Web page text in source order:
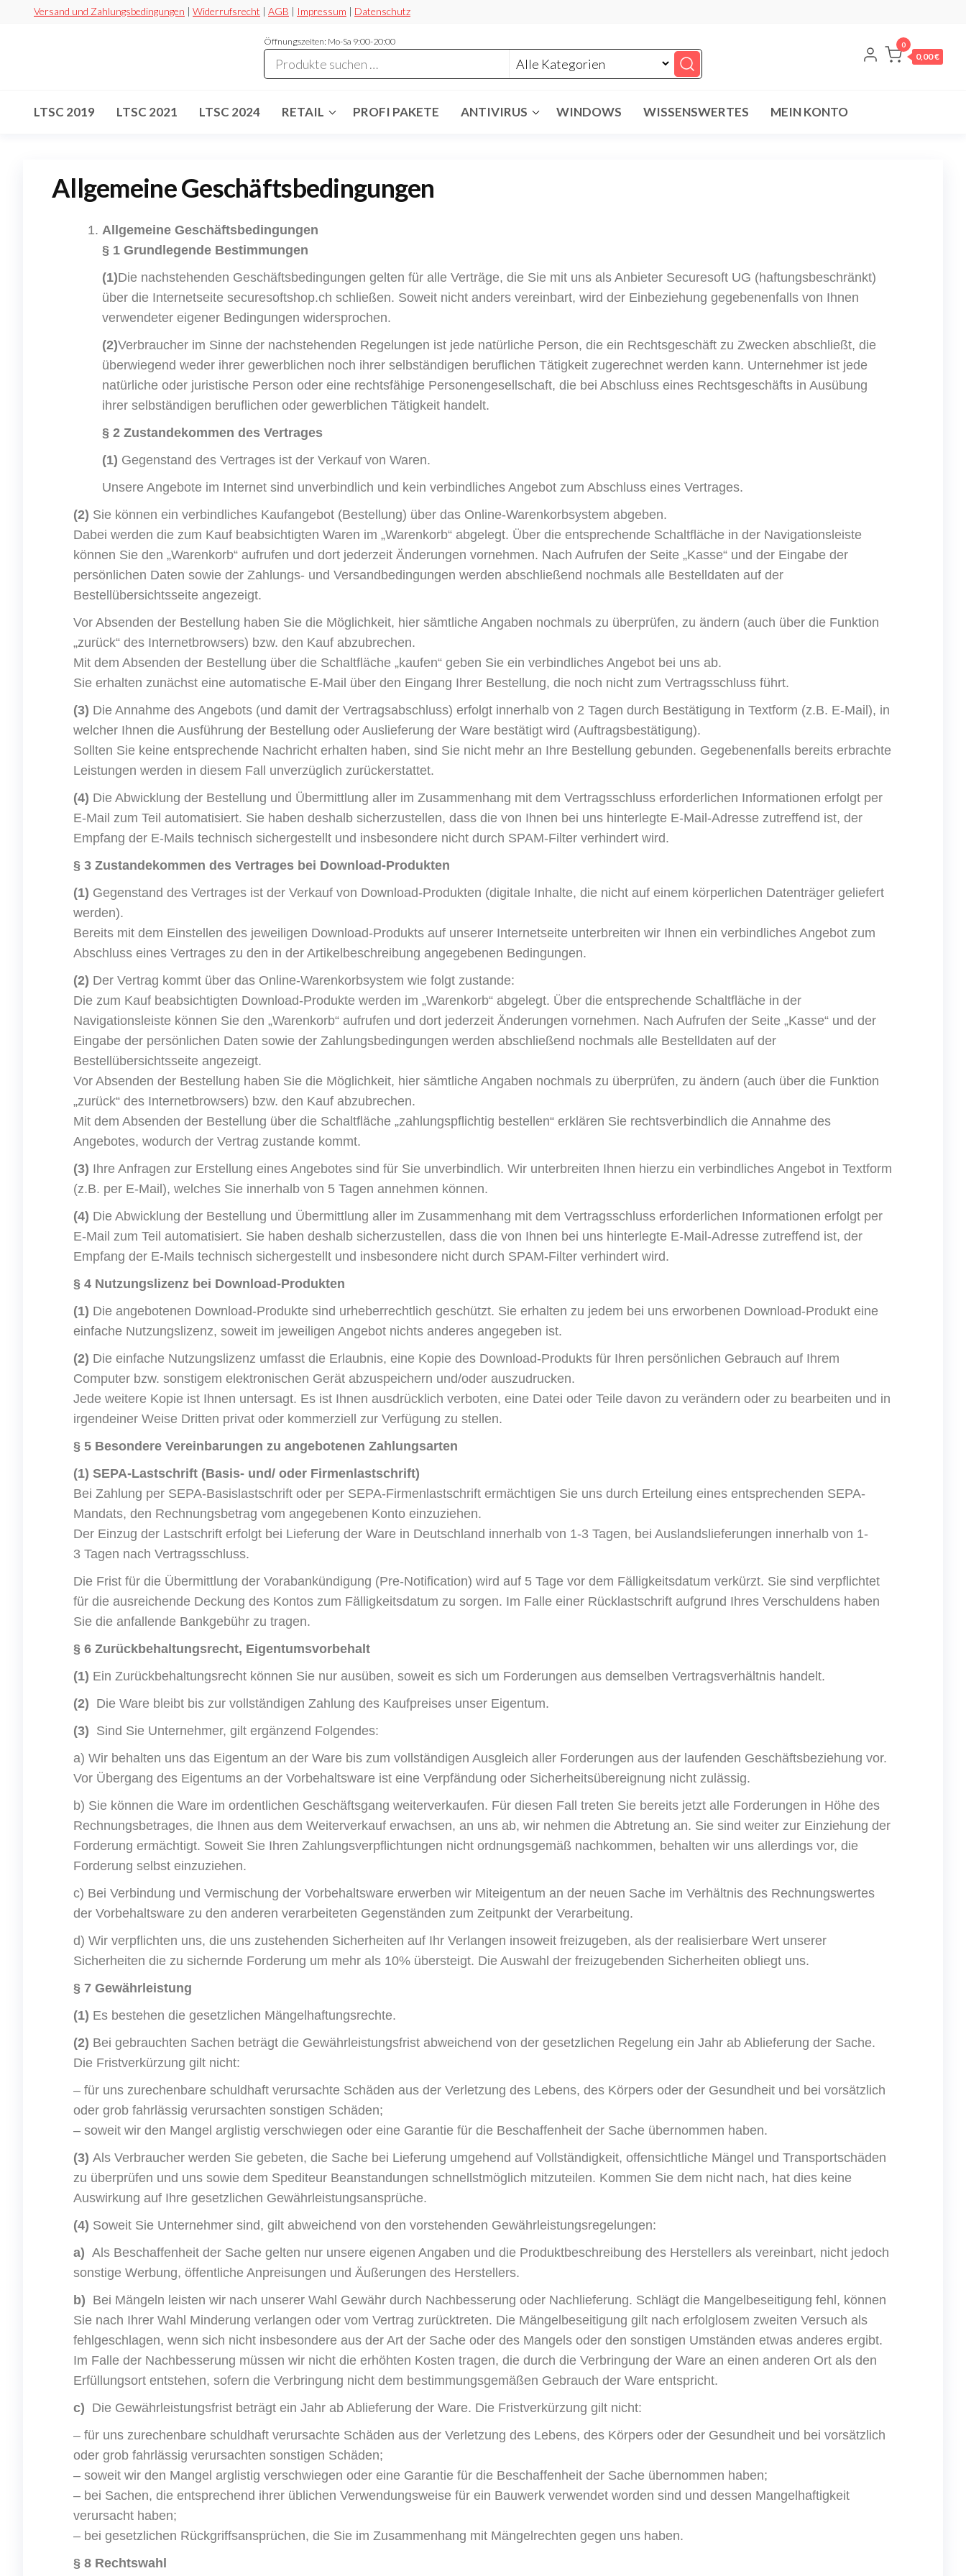
Versand und Zahlungsbedingungen | Widerrufsrecht | AGB | Impressum | Datenschutz
Öffnungszeiten: Mo-Sa 9:00-20:00 0
0,00 €
LTSC 2019 LTSC 2021 LTSC 2024 RETAIL PROFI PAKETE ANTIVIRUS WINDOWS WISSENSWERTES MEIN KONTO
Allgemeine Geschäftsbedingungen
Allgemeine Geschäftsbedingungen
§ 1 Grundlegende Bestimmungen
(1)Die nachstehenden Geschäftsbedingungen gelten für alle Verträge, die Sie mit uns als Anbieter Securesoft UG (haftungsbeschränkt)
über die Internetseite securesoftshop.ch schließen. Soweit nicht anders vereinbart, wird der Einbeziehung gegebenenfalls von Ihnen
verwendeter eigener Bedingungen widersprochen.
(2)Verbraucher im Sinne der nachstehenden Regelungen ist jede natürliche Person, die ein Rechtsgeschäft zu Zwecken abschließt, die
überwiegend weder ihrer gewerblichen noch ihrer selbständigen beruflichen Tätigkeit zugerechnet werden kann. Unternehmer ist jede
natürliche oder juristische Person oder eine rechtsfähige Personengesellschaft, die bei Abschluss eines Rechtsgeschäfts in Ausübung
ihrer selbständigen beruflichen oder gewerblichen Tätigkeit handelt.
§ 2 Zustandekommen des Vertrages
(1) Gegenstand des Vertrages ist der Verkauf von Waren.
Unsere Angebote im Internet sind unverbindlich und kein verbindliches Angebot zum Abschluss eines Vertrages.
(2) Sie können ein verbindliches Kaufangebot (Bestellung) über das Online-Warenkorbsystem abgeben.
Dabei werden die zum Kauf beabsichtigten Waren im „Warenkorb“ abgelegt. Über die entsprechende Schaltfläche in der Navigationsleiste
können Sie den „Warenkorb“ aufrufen und dort jederzeit Änderungen vornehmen. Nach Aufrufen der Seite „Kasse“ und der Eingabe der
persönlichen Daten sowie der Zahlungs- und Versandbedingungen werden abschließend nochmals alle Bestelldaten auf der
Bestellübersichtsseite angezeigt.
Vor Absenden der Bestellung haben Sie die Möglichkeit, hier sämtliche Angaben nochmals zu überprüfen, zu ändern (auch über die Funktion
„zurück“ des Internetbrowsers) bzw. den Kauf abzubrechen.
Mit dem Absenden der Bestellung über die Schaltfläche „kaufen“ geben Sie ein verbindliches Angebot bei uns ab.
Sie erhalten zunächst eine automatische E-Mail über den Eingang Ihrer Bestellung, die noch nicht zum Vertragsschluss führt.
(3) Die Annahme des Angebots (und damit der Vertragsabschluss) erfolgt innerhalb von 2 Tagen durch Bestätigung in Textform (z.B. E-Mail), in
welcher Ihnen die Ausführung der Bestellung oder Auslieferung der Ware bestätigt wird (Auftragsbestätigung).
Sollten Sie keine entsprechende Nachricht erhalten haben, sind Sie nicht mehr an Ihre Bestellung gebunden. Gegebenenfalls bereits erbrachte
Leistungen werden in diesem Fall unverzüglich zurückerstattet.
(4) Die Abwicklung der Bestellung und Übermittlung aller im Zusammenhang mit dem Vertragsschluss erforderlichen Informationen erfolgt per
E-Mail zum Teil automatisiert. Sie haben deshalb sicherzustellen, dass die von Ihnen bei uns hinterlegte E-Mail-Adresse zutreffend ist, der
Empfang der E-Mails technisch sichergestellt und insbesondere nicht durch SPAM-Filter verhindert wird.
§ 3 Zustandekommen des Vertrages bei Download-Produkten
(1) Gegenstand des Vertrages ist der Verkauf von Download-Produkten (digitale Inhalte, die nicht auf einem körperlichen Datenträger geliefert
werden).
Bereits mit dem Einstellen des jeweiligen Download-Produkts auf unserer Internetseite unterbreiten wir Ihnen ein verbindliches Angebot zum
Abschluss eines Vertrages zu den in der Artikelbeschreibung angegebenen Bedingungen.
(2) Der Vertrag kommt über das Online-Warenkorbsystem wie folgt zustande:
Die zum Kauf beabsichtigten Download-Produkte werden im „Warenkorb“ abgelegt. Über die entsprechende Schaltfläche in der
Navigationsleiste können Sie den „Warenkorb“ aufrufen und dort jederzeit Änderungen vornehmen. Nach Aufrufen der Seite „Kasse“ und der
Eingabe der persönlichen Daten sowie der Zahlungsbedingungen werden abschließend nochmals alle Bestelldaten auf der
Bestellübersichtsseite angezeigt.
Vor Absenden der Bestellung haben Sie die Möglichkeit, hier sämtliche Angaben nochmals zu überprüfen, zu ändern (auch über die Funktion
„zurück“ des Internetbrowsers) bzw. den Kauf abzubrechen.
Mit dem Absenden der Bestellung über die Schaltfläche „zahlungspflichtig bestellen“ erklären Sie rechtsverbindlich die Annahme des
Angebotes, wodurch der Vertrag zustande kommt.
(3) Ihre Anfragen zur Erstellung eines Angebotes sind für Sie unverbindlich. Wir unterbreiten Ihnen hierzu ein verbindliches Angebot in Textform
(z.B. per E-Mail), welches Sie innerhalb von 5 Tagen annehmen können.
(4) Die Abwicklung der Bestellung und Übermittlung aller im Zusammenhang mit dem Vertragsschluss erforderlichen Informationen erfolgt per
E-Mail zum Teil automatisiert. Sie haben deshalb sicherzustellen, dass die von Ihnen bei uns hinterlegte E-Mail-Adresse zutreffend ist, der
Empfang der E-Mails technisch sichergestellt und insbesondere nicht durch SPAM-Filter verhindert wird.
§ 4 Nutzungslizenz bei Download-Produkten
(1) Die angebotenen Download-Produkte sind urheberrechtlich geschützt. Sie erhalten zu jedem bei uns erworbenen Download-Produkt eine
einfache Nutzungslizenz, soweit im jeweiligen Angebot nichts anderes angegeben ist.
(2) Die einfache Nutzungslizenz umfasst die Erlaubnis, eine Kopie des Download-Produkts für Ihren persönlichen Gebrauch auf Ihrem
Computer bzw. sonstigem elektronischen Gerät abzuspeichern und/oder auszudrucken.
Jede weitere Kopie ist Ihnen untersagt. Es ist Ihnen ausdrücklich verboten, eine Datei oder Teile davon zu verändern oder zu bearbeiten und in
irgendeiner Weise Dritten privat oder kommerziell zur Verfügung zu stellen.
§ 5 Besondere Vereinbarungen zu angebotenen Zahlungsarten
(1) SEPA-Lastschrift (Basis- und/ oder Firmenlastschrift)
Bei Zahlung per SEPA-Basislastschrift oder per SEPA-Firmenlastschrift ermächtigen Sie uns durch Erteilung eines entsprechenden SEPA-
Mandats, den Rechnungsbetrag vom angegebenen Konto einzuziehen.
Der Einzug der Lastschrift erfolgt bei Lieferung der Ware in Deutschland innerhalb von 1-3 Tagen, bei Auslandslieferungen innerhalb von 1-
3 Tagen nach Vertragsschluss.
Die Frist für die Übermittlung der Vorabankündigung (Pre-Notification) wird auf 5 Tage vor dem Fälligkeitsdatum verkürzt. Sie sind verpflichtet
für die ausreichende Deckung des Kontos zum Fälligkeitsdatum zu sorgen. Im Falle einer Rücklastschrift aufgrund Ihres Verschuldens haben
Sie die anfallende Bankgebühr zu tragen.
§ 6 Zurückbehaltungsrecht, Eigentumsvorbehalt
(1) Ein Zurückbehaltungsrecht können Sie nur ausüben, soweit es sich um Forderungen aus demselben Vertragsverhältnis handelt.
(2) Die Ware bleibt bis zur vollständigen Zahlung des Kaufpreises unser Eigentum.
(3) Sind Sie Unternehmer, gilt ergänzend Folgendes:
a) Wir behalten uns das Eigentum an der Ware bis zum vollständigen Ausgleich aller Forderungen aus der laufenden Geschäftsbeziehung vor.
Vor Übergang des Eigentums an der Vorbehaltsware ist eine Verpfändung oder Sicherheitsübereignung nicht zulässig.
b) Sie können die Ware im ordentlichen Geschäftsgang weiterverkaufen. Für diesen Fall treten Sie bereits jetzt alle Forderungen in Höhe des
Rechnungsbetrages, die Ihnen aus dem Weiterverkauf erwachsen, an uns ab, wir nehmen die Abtretung an. Sie sind weiter zur Einziehung der
Forderung ermächtigt. Soweit Sie Ihren Zahlungsverpflichtungen nicht ordnungsgemäß nachkommen, behalten wir uns allerdings vor, die
Forderung selbst einzuziehen.
c) Bei Verbindung und Vermischung der Vorbehaltsware erwerben wir Miteigentum an der neuen Sache im Verhältnis des Rechnungswertes
der Vorbehaltsware zu den anderen verarbeiteten Gegenständen zum Zeitpunkt der Verarbeitung.
d) Wir verpflichten uns, die uns zustehenden Sicherheiten auf Ihr Verlangen insoweit freizugeben, als der realisierbare Wert unserer
Sicherheiten die zu sichernde Forderung um mehr als 10% übersteigt. Die Auswahl der freizugebenden Sicherheiten obliegt uns.
§ 7 Gewährleistung
(1) Es bestehen die gesetzlichen Mängelhaftungsrechte.
(2) Bei gebrauchten Sachen beträgt die Gewährleistungsfrist abweichend von der gesetzlichen Regelung ein Jahr ab Ablieferung der Sache.
Die Fristverkürzung gilt nicht:
– für uns zurechenbare schuldhaft verursachte Schäden aus der Verletzung des Lebens, des Körpers oder der Gesundheit und bei vorsätzlich
oder grob fahrlässig verursachten sonstigen Schäden;
– soweit wir den Mangel arglistig verschwiegen oder eine Garantie für die Beschaffenheit der Sache übernommen haben.
(3) Als Verbraucher werden Sie gebeten, die Sache bei Lieferung umgehend auf Vollständigkeit, offensichtliche Mängel und Transportschäden
zu überprüfen und uns sowie dem Spediteur Beanstandungen schnellstmöglich mitzuteilen. Kommen Sie dem nicht nach, hat dies keine
Auswirkung auf Ihre gesetzlichen Gewährleistungsansprüche.
(4) Soweit Sie Unternehmer sind, gilt abweichend von den vorstehenden Gewährleistungsregelungen:
a) Als Beschaffenheit der Sache gelten nur unsere eigenen Angaben und die Produktbeschreibung des Herstellers als vereinbart, nicht jedoch
sonstige Werbung, öffentliche Anpreisungen und Äußerungen des Herstellers.
b) Bei Mängeln leisten wir nach unserer Wahl Gewähr durch Nachbesserung oder Nachlieferung. Schlägt die Mangelbeseitigung fehl, können
Sie nach Ihrer Wahl Minderung verlangen oder vom Vertrag zurücktreten. Die Mängelbeseitigung gilt nach erfolglosem zweiten Versuch als
fehlgeschlagen, wenn sich nicht insbesondere aus der Art der Sache oder des Mangels oder den sonstigen Umständen etwas anderes ergibt.
Im Falle der Nachbesserung müssen wir nicht die erhöhten Kosten tragen, die durch die Verbringung der Ware an einen anderen Ort als den
Erfüllungsort entstehen, sofern die Verbringung nicht dem bestimmungsgemäßen Gebrauch der Ware entspricht.
c) Die Gewährleistungsfrist beträgt ein Jahr ab Ablieferung der Ware. Die Fristverkürzung gilt nicht:
– für uns zurechenbare schuldhaft verursachte Schäden aus der Verletzung des Lebens, des Körpers oder der Gesundheit und bei vorsätzlich
oder grob fahrlässig verursachten sonstigen Schäden;
– soweit wir den Mangel arglistig verschwiegen oder eine Garantie für die Beschaffenheit der Sache übernommen haben;
– bei Sachen, die entsprechend ihrer üblichen Verwendungsweise für ein Bauwerk verwendet worden sind und dessen Mangelhaftigkeit
verursacht haben;
– bei gesetzlichen Rückgriffsansprüchen, die Sie im Zusammenhang mit Mängelrechten gegen uns haben.
§ 8 Rechtswahl